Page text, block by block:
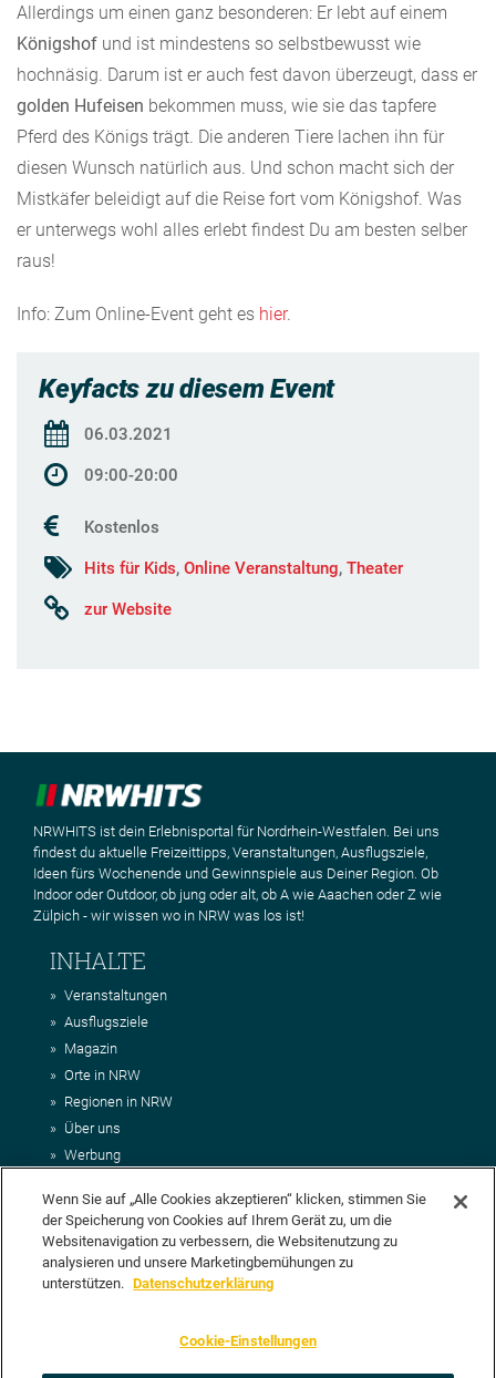
Allerdings um einen ganz besonderen: Er lebt auf einem
Königshof und ist mindestens so selbstbewusst wie
hochnäsig. Darum ist er auch fest davon überzeugt, dass er
golden Hufeisen bekommen muss, wie sie das tapfere
Pferd des Königs trägt. Die anderen Tiere lachen ihn für
diesen Wunsch natürlich aus. Und schon macht sich der
Mistkäfer beleidigt auf die Reise fort vom Königshof. Was
er unterwegs wohl alles erlebt findest Du am besten selber
raus!
Info: Zum Online-Event geht es hier.
Keyfacts zu diesem Event
06.03.2021
09:00-20:00
Kostenlos
Hits für Kids, Online Veranstaltung, Theater
zur Website
NRWHITS ist dein Erlebnisportal für Nordrhein-Westfalen. Bei uns
findest du aktuelle Freizeittipps, Veranstaltungen, Ausflugsziele,
Ideen fürs Wochenende und Gewinnspiele aus Deiner Region. Ob
Indoor oder Outdoor, ob jung oder alt, ob A wie Aaachen oder Z wie
Zülpich - wir wissen wo in NRW was los ist!
INHALTE
Veranstaltungen
Ausflugsziele
Magazin
Orte in NRW
Regionen in NRW
Über uns
Werbung
Impressum
AGB
Datenschutz
DEIN VORSCHLAG FÜR NRWHITS
vorschlagen? Klasse, dann nutze doch einfach
Wenn Sie auf „Alle Cookies akzeptieren“ klicken, stimmen Sie
der Speicherung von Cookies auf Ihrem Gerät zu, um die
Websitenavigation zu verbessern, die Websitenutzung zu
analysieren und unsere Marketingbemühungen zu
unterstützen. Datenschutzerklärung
Cookie-Einstellungen